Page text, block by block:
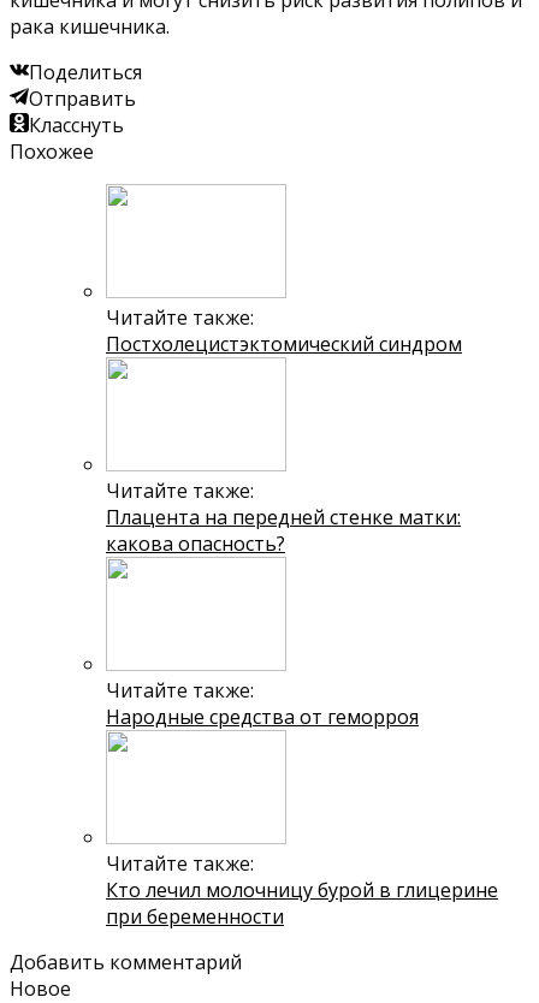
рака кишечника.
Поделиться
Отправить
Класснуть
Похожее
Читайте также:
Постхолецистэктомический синдром
Читайте также:
Плацента на передней стенке матки:
какова опасность?
Читайте также:
Народные средства от геморроя
Читайте также:
Кто лечил молочницу бурой в глицерине
при беременности
Добавить комментарий
Новое